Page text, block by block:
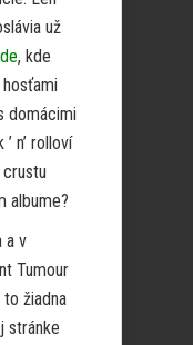
už
, kde
domácimi
n’ rolloví
albume?
a v
Tumour
žiadna
stránke